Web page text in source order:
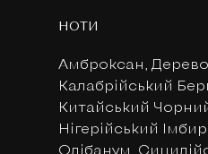
НОТИ
Амброксан, Дерево
Калабрійський
Китайський
Нігерійський
Олібанум,